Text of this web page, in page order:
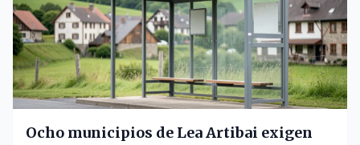
Ocho municipios de Lea Artibai exigen